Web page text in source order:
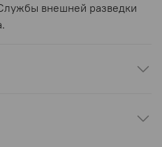
внешней разведки